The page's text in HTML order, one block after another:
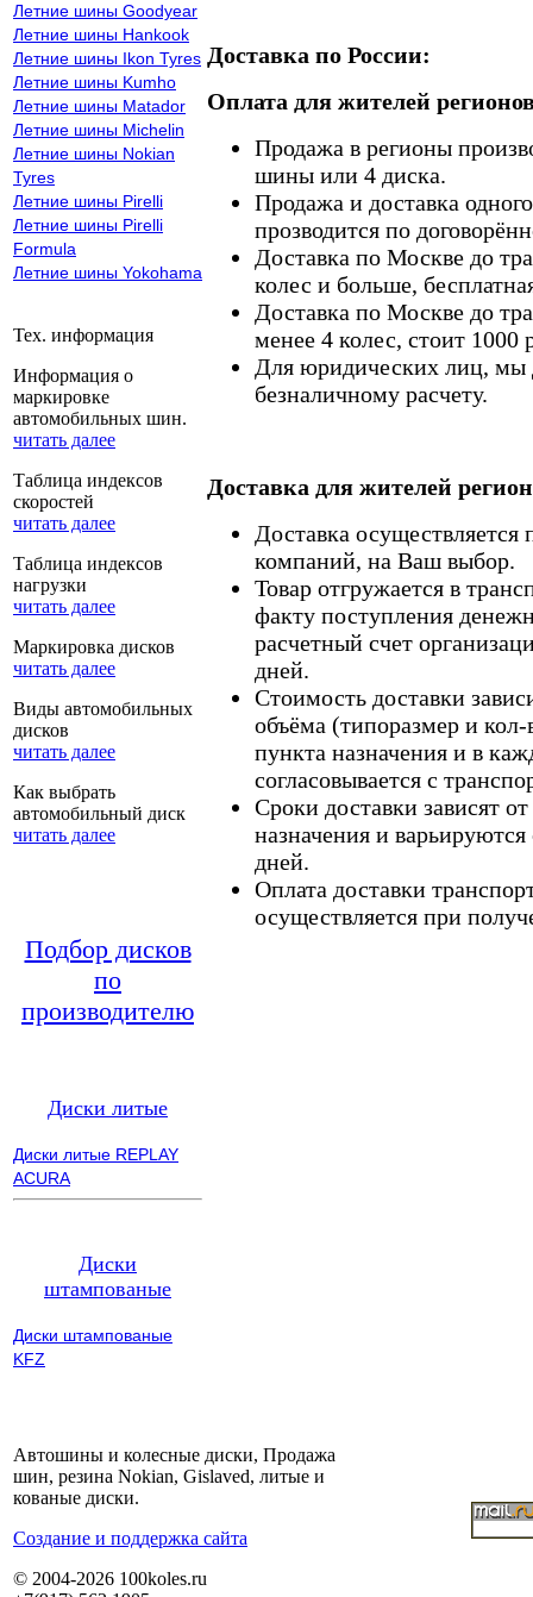
Летние шины Goodyear
Летние шины Hankook
Летние шины Ikon Tyres
Летние шины Kumho
Летние шины Matador
Летние шины Michelin
Летние шины Nokian
Tyres
Летние шины Pirelli
Летние шины Pirelli
Formula
Летние шины Yokohama
Тех. информация
Информация о
маркировке
автомобильных шин.
читать далее
Таблица индексов
скоростей
читать далее
Таблица индексов
нагрузки
читать далее
Маркировка дисков
читать далее
Виды автомобильных
дисков
читать далее
Как выбрать
автомобильный диск
читать далее
Подбор дисков
по
производителю
Диски литые
Диски литые REPLAY
ACURA
Диски
штампованые
Диски штампованые
KFZ
Доставка по России:
Оплата для жителей
Продажа в регионы
шины или 4 диска.
Продажа и доставка
прозводится по
Доставка по Москве до
колес и больше,
Доставка по Москве до
менее 4 колес, стоит 1000
Для юридических лиц, мы
безналичному расчету.
Доставка для жителей
Доставка
компаний, на Ваш выбор.
Товар отгружается в
факту поступления
расчетный счет
дней.
Стоимость доставки
объёма (типоразмер и кол-
пункта назначения и в
согласовывается с
Сроки доставки зависят
назначения и
дней.
Оплата доставки
осуществляется при
Автошины и колесные диски, Продажа
шин, резина Nokian, Gislaved, литые и
кованые диски.
Cоздание и поддержка сайта
© 2004-2026 100koles.ru